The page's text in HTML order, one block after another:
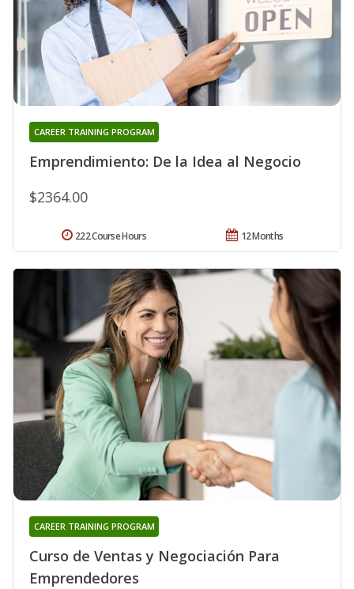
Emprendimiento: De la Idea al Negocio
CAREER TRAINING PROGRAM
$2364.00
12 Months
222 Course Hours
Curso de Ventas y Negociación Para
Emprendedores
CAREER TRAINING PROGRAM